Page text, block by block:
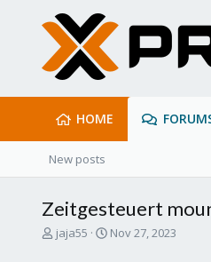
HOME
New posts
Zeitgesteuert
T
jaja55
S
Nov 27, 2023